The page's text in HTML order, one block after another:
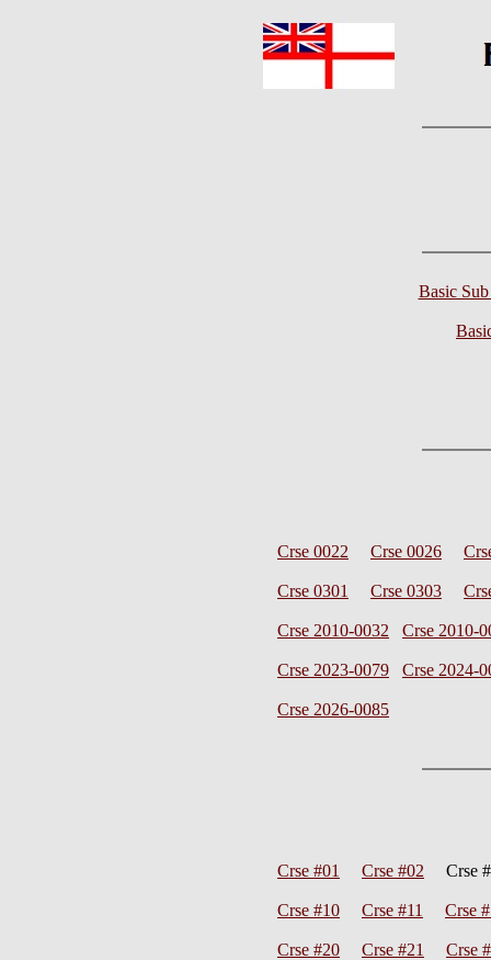
Basic
Crse 0022 Crse 0026
Crse 0301 Crse 0303
Crse 2010-0032 Crse 2010-
Crse 2023-0079 Crse 2024-
Crse 2026-0085
Crse #01 Crse #02 Crse
Crse #10 Crse #11 Crse
Crse #20 Crse #21 Crse